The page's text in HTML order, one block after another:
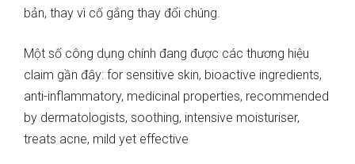
bản, thay vì cố gắng thay đổi chúng.
Một số công dụng chính đang được các thương hiệu
claim gần đây: for sensitive skin, bioactive ingredients,
anti-inflammatory, medicinal properties, recommended
by dermatologists, soothing, intensive moisturiser,
treats acne, mild yet effective